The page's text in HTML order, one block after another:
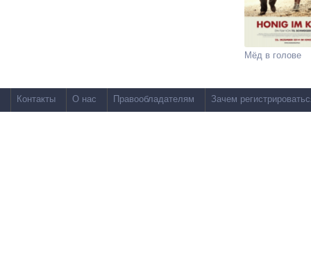
Мёд в голове
Контакты О нас Правообладателям Зачем